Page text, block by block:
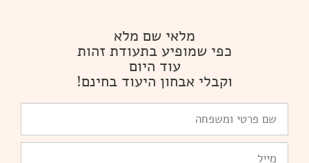
מלאי שם מלא
כפי שמופיע בתעודת זהות
עוד היום
וקבלי אבחון היעוד בחינם!
פרטי
ומשפחה